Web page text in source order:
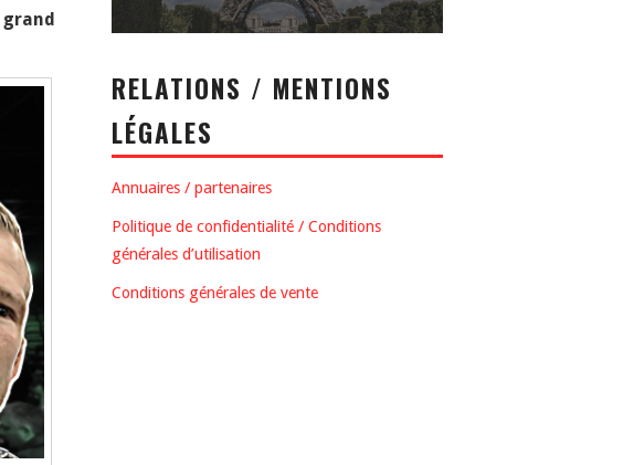
grand
RELATIONS / MENTIONS
LÉGALES
Annuaires / partenaires
Politique de confidentialité / Conditions
générales d’utilisation
Conditions générales de vente